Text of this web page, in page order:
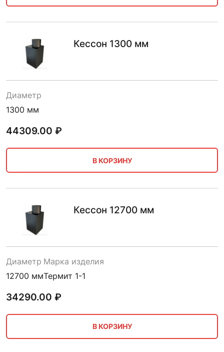
Кессон 1300 мм
Диаметр
1300 мм
44309.00 ₽
В КОРЗИНУ
Кессон 12700 мм
Диаметр
12700 мм
Марка изделия
Термит 1-1
34290.00 ₽
В КОРЗИНУ